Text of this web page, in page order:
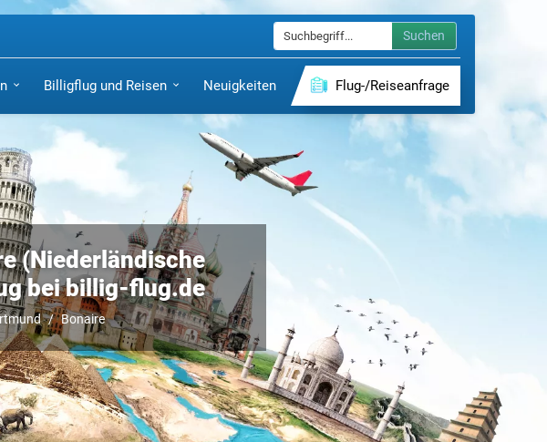
Suchen
Billigflug und Reisen Neuigkeiten Flug-/Reiseanfrage
(Niederländische
bei billig-flug.de
Bonaire